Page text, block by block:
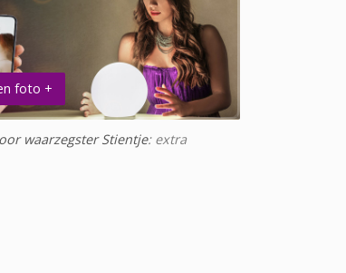
foto +
waarzegster Stientje: extra